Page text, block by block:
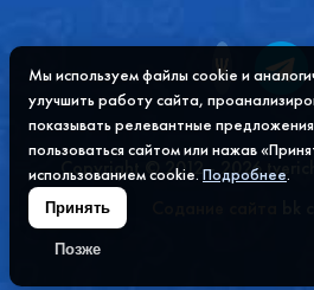
Copyright © 2012 - 2026
Мы используем файлы cookie и
улучшить работу сайта,
показывать релевантные
пользоваться сайтом или нажав
использованием cookie. Подробнее.
Принять
Позже